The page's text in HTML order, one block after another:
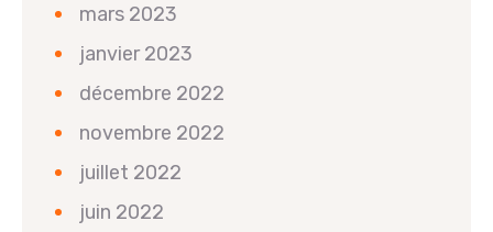
mars 2023
janvier 2023
décembre 2022
novembre 2022
juillet 2022
juin 2022